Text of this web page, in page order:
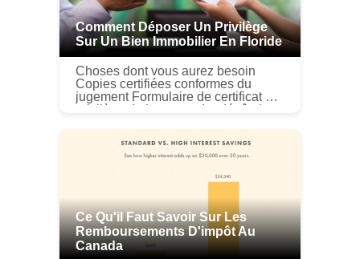
Comment Déposer Un Privilège
Sur Un Bien Immobilier En Floride
Choses dont vous aurez besoin
Copies certifiées conformes du
jugement Formulaire de certificat de
privilège de jugement Le dépôt dun
Ce Qu'il Faut Savoir Sur Les
Remboursements D'impôt Au
Canada